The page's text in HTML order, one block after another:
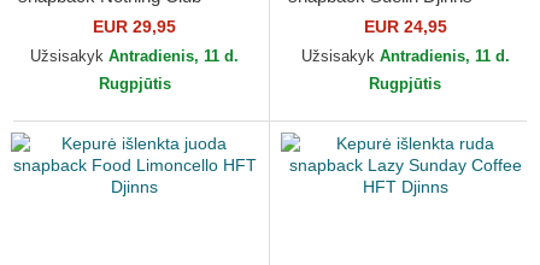
EUR 29,95
Užsisakyk Antradienis, 11 d.
Rugpjūtis
EUR 24,95
Užsisakyk Antradienis, 11 d.
Rugpjūtis